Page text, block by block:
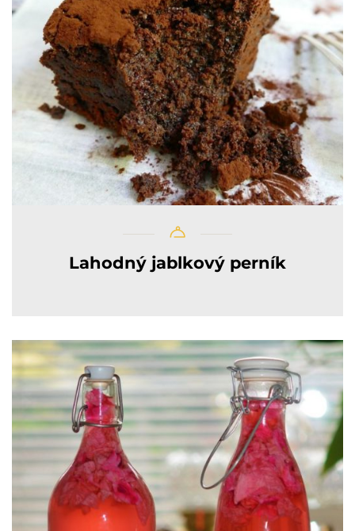
Lahodný jablkový perník